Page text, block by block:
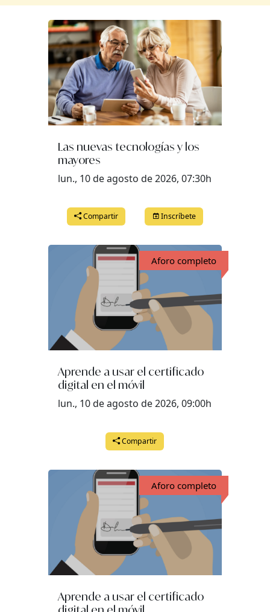
Las nuevas tecnologías y los
mayores
lun., 10 de agosto de 2026, 07:30h
Compartir Inscríbete
Aforo completo
Aprende a usar el certificado
digital en el móvil
lun., 10 de agosto de 2026, 09:00h
Compartir
Aforo completo
Aprende a usar el certificado